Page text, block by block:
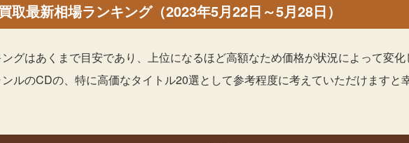
取最新相場ランキング（2023年5月22日～5月28日）
グはあくまで目安であり、上位になるほど高額なため価格が状況によって変化
ルのCDの、特に高価なタイトル20選として参考程度に考えていただけますと